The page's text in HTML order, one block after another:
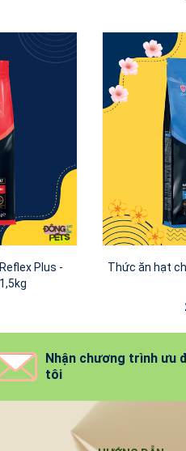
Plus -
Thức ăn hạt
Nhận chương trình ưu
tôi